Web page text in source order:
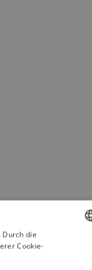
die
Cookie-